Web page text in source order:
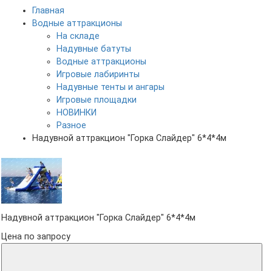
Главная
Водные аттракционы
На складе
Надувные батуты
Водные аттракционы
Игровые лабиринты
Надувные тенты и ангары
Игровые площадки
НОВИНКИ
Разное
Надувной аттракцион "Горка Слайдер" 6*4*4м
Надувной аттракцион "Горка Слайдер" 6*4*4м
Цена по запросу